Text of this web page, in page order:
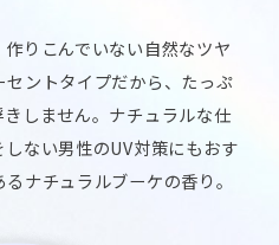
りこんでいない自然なツヤ
ントタイプだから、たっぷ
しません。ナチュラルな仕
ない男性のUV対策にもおす
ナチュラルブーケの香り。